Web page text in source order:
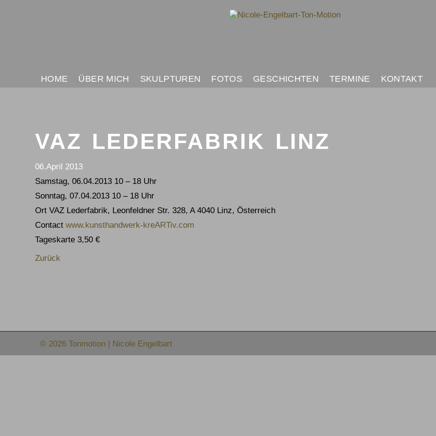
NAVIGATION
HOME ÜBER MICH SKULPTUREN FOTOS GESCHICHTEN TERMINE KONTAKT
VAZ LEDERFABRIK LINZ
06.April 2013
Samstag, 06.04.2013 10 – 18 Uhr
Sonntag, 07.04.2013 10 – 18 Uhr
Ort VAZ Lederfabrik, Leonfeldner Str. 328, A 4040 Linz, Österreich
Contact www.kunsthandwerk-kreARTiv.com
Tageskarte 3,50 €
Zurück
© 2026 Tonmotion | Nicole Engelbart